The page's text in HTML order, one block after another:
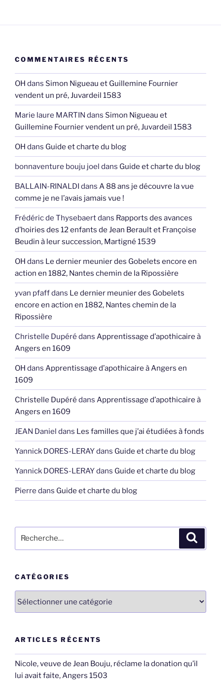
COMMENTAIRES RÉCENTS
OH dans Simon Nigueau et Guillemine Fournier
vendent un pré, Juvardeil 1583
Marie laure MARTIN dans Simon Nigueau et
Guillemine Fournier vendent un pré, Juvardeil 1583
OH dans Guide et charte du blog
bonnaventure bouju joel dans Guide et charte du blog
BALLAIN-RINALDI dans A 88 ans je découvre la vue
comme je ne l’avais jamais vue !
Frédéric de Thysebaertdans Rapports des avances
d’hoiries des 12 enfants de Jean Berault et Françoise
Beudin à leur succession, Martigné 1539
OH dans Le dernier meunier des Gobelets encore en
action en 1882, Nantes chemin de la Ripossière
yvan pfaffdans Le dernier meunier des Gobelets
encore en action en 1882, Nantes chemin de la
Ripossière
Christelle Dupéré dans Apprentissage d’apothicaire à
Angers en 1609
OH dans Apprentissage d’apothicaire à Angers en
1609
Christelle Dupéré dans Apprentissage d’apothicaire à
Angers en 1609
JEAN Daniel dans Les familles que j’ai étudiées à fonds
Yannick DORES-LERAYdans Guide et charte du blog
Yannick DORES-LERAYdans Guide et charte du blog
Pierre dans Guide et charte du blog
pour
CATÉGORIES
ARTICLES RÉCENTS
Nicole, veuve de Jean Bouju, réclame la donation qu’il
lui avait faite, Angers 1503